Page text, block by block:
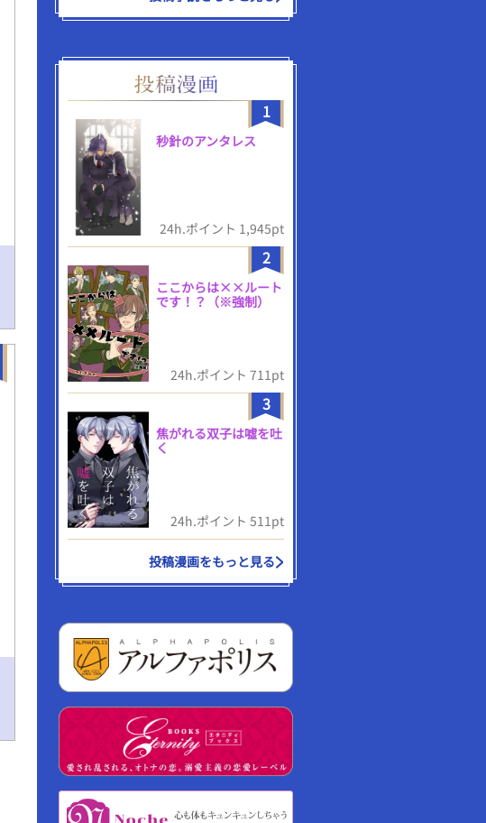
1
秒針のアンタレス
24h.ポイント 1,945pt
2
ここからは××ルート
です！？（※強制）
24h.ポイント 711pt
3
焦がれる双子は嘘を吐
く
24h.ポイント 511pt
投稿漫画をもっと見る